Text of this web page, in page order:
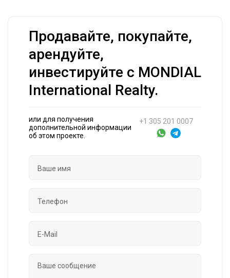
Продавайте, покупайте,
арендуйте,
инвестируйте с MONDIAL
International Realty.
или для получения
дополнительной информации
об этом проекте.
+1 305 201 0007